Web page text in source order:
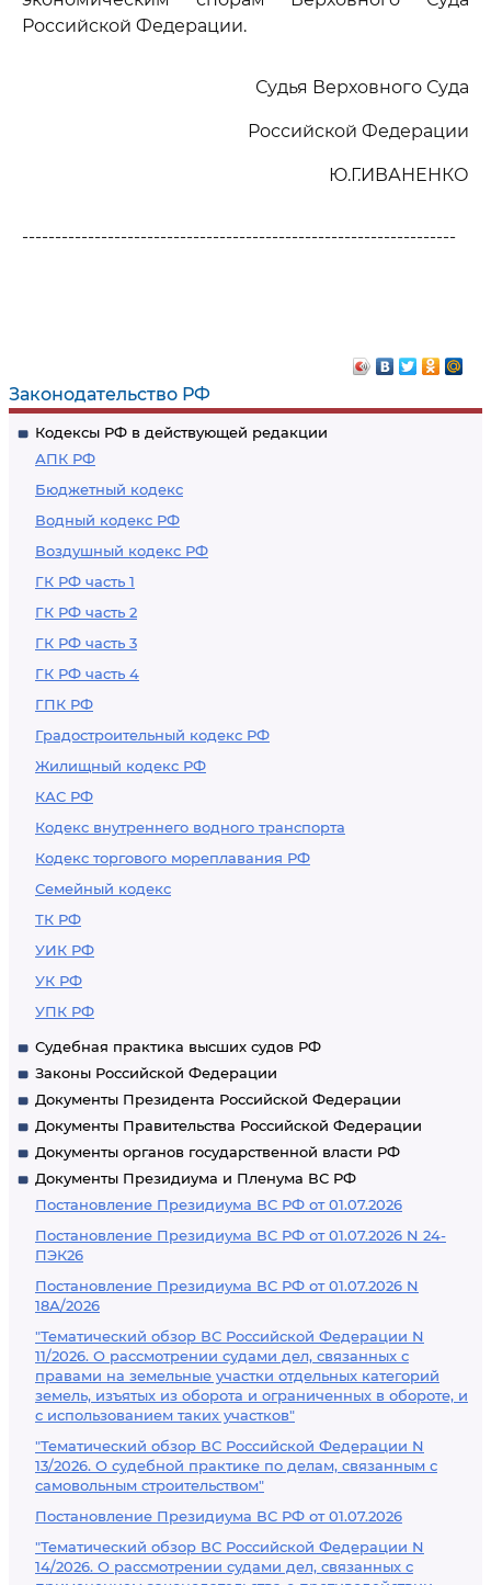
Законодательство РФ
Кодексы РФ в действующей редакции
АПК РФ
Бюджетный кодекс
Водный кодекс РФ
Воздушный кодекс РФ
ГК РФ часть 1
ГК РФ часть 2
ГК РФ часть 3
ГК РФ часть 4
ГПК РФ
Градостроительный кодекс РФ
Жилищный кодекс РФ
КАС РФ
Кодекс внутреннего водного транспорта
Кодекс торгового мореплавания РФ
Семейный кодекс
ТК РФ
УИК РФ
УК РФ
УПК РФ
Судебная практика высших судов РФ
Законы Российской Федерации
Документы Президента Российской Федерации
Документы Правительства Российской Федерации
Документы органов государственной власти РФ
Документы Президиума и Пленума ВС РФ
Постановление Президиума ВС РФ от 01.07.2026
Постановление Президиума ВС РФ от 01.07.2026 N 24-
ПЭК26
Постановление Президиума ВС РФ от 01.07.2026 N
18А/2026
"Тематический обзор ВС Российской Федерации N
11/2026. О рассмотрении судами дел, связанных с
правами на земельные участки отдельных категорий
земель, изъятых из оборота и ограниченных в обороте, и
с использованием таких участков"
"Тематический обзор ВС Российской Федерации N
13/2026. О судебной практике по делам, связанным с
самовольным строительством"
Постановление Президиума ВС РФ от 01.07.2026
"Тематический обзор ВС Российской Федерации N
14/2026. О рассмотрении судами дел, связанных с
Российской Федерации.
Судья Верховного Суда
Российской Федерации
Ю.Г.ИВАНЕНКО
------------------------------------------------------------------